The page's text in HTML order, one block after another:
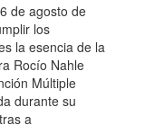
de agosto de
los
la esencia de la
Rocío Nahle
Múltiple
durante su
a